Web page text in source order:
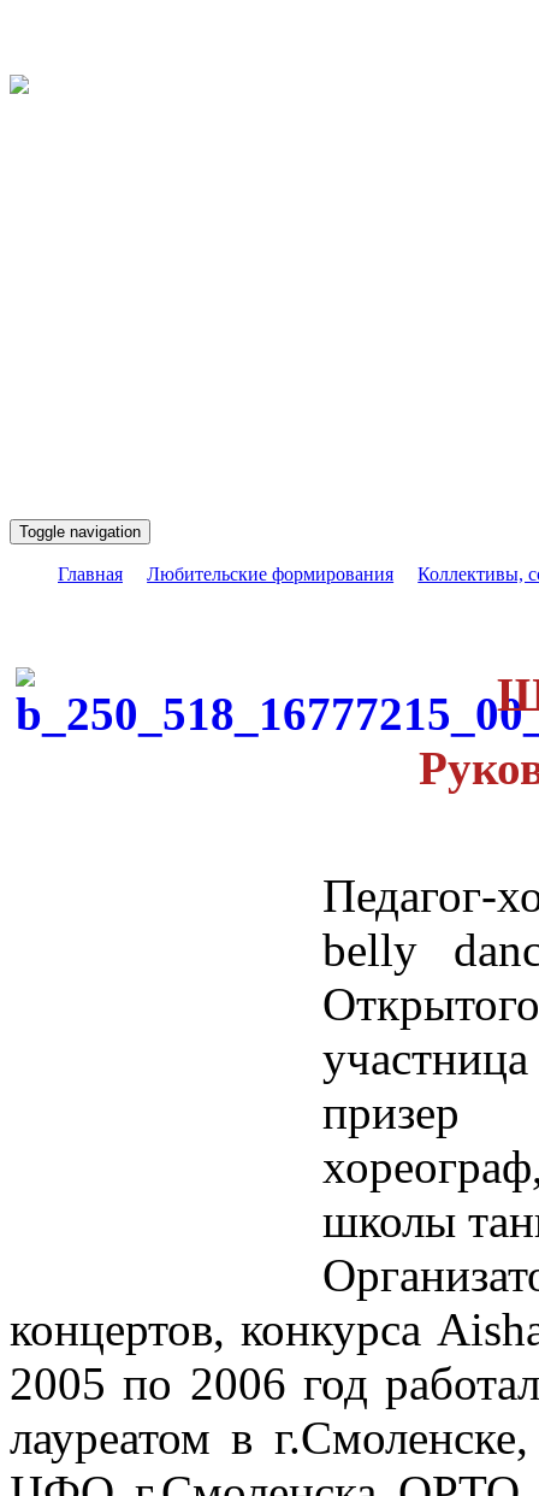
Toggle navigation
Главная Любительские формирования Коллективы,
Педагог-
belly
призер
школы
концертов, конкурса
2005 по 2006 год
лауреатом в